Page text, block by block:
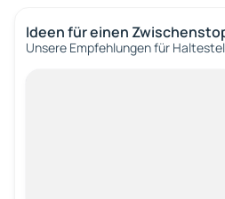
Ideen für einen
Unsere Empfehlungen für